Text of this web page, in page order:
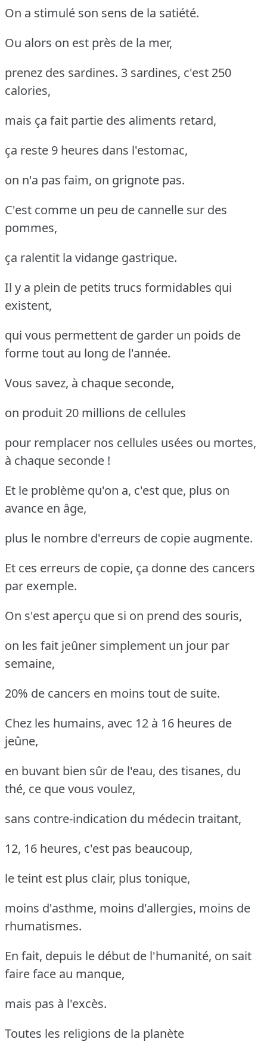
On a stimulé son sens de la satiété.
Ou alors on est près de la mer,
prenez des sardines. 3 sardines, c'est 250
calories,
mais ça fait partie des aliments retard,
ça reste 9 heures dans l'estomac,
on n'a pas faim, on grignote pas.
C'est comme un peu de cannelle sur des
pommes,
ça ralentit la vidange gastrique.
Il y a plein de petits trucs formidables qui
existent,
qui vous permettent de garder un poids de
forme tout au long de l'année.
Vous savez, à chaque seconde,
on produit 20 millions de cellules
pour remplacer nos cellules usées ou mortes,
à chaque seconde !
Et le problème qu'on a, c'est que, plus on
avance en âge,
plus le nombre d'erreurs de copie augmente.
Et ces erreurs de copie, ça donne des cancers
par exemple.
On s'est aperçu que si on prend des souris,
on les fait jeûner simplement un jour par
semaine,
20% de cancers en moins tout de suite.
Chez les humains, avec 12 à 16 heures de
jeûne,
en buvant bien sûr de l'eau, des tisanes, du
thé, ce que vous voulez,
sans contre-indication du médecin traitant,
12, 16 heures, c'est pas beaucoup,
le teint est plus clair, plus tonique,
moins d'asthme, moins d'allergies, moins de
rhumatismes.
En fait, depuis le début de l'humanité, on sait
faire face au manque,
mais pas à l'excès.
Toutes les religions de la planète